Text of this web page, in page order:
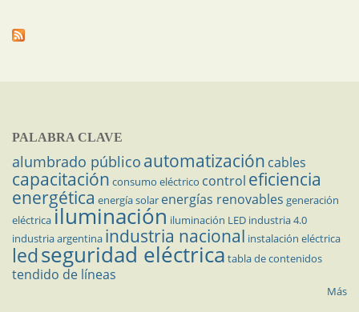
PALABRA CLAVE
alumbrado público automatización cables
capacitación consumo eléctrico control eficiencia
energética energía solar energías renovables generación
eléctricailuminación iluminación LED industria 4.0
industria argentina industria nacional instalación eléctrica
ledseguridad eléctrica tabla de contenidos
tendido de líneas
Más